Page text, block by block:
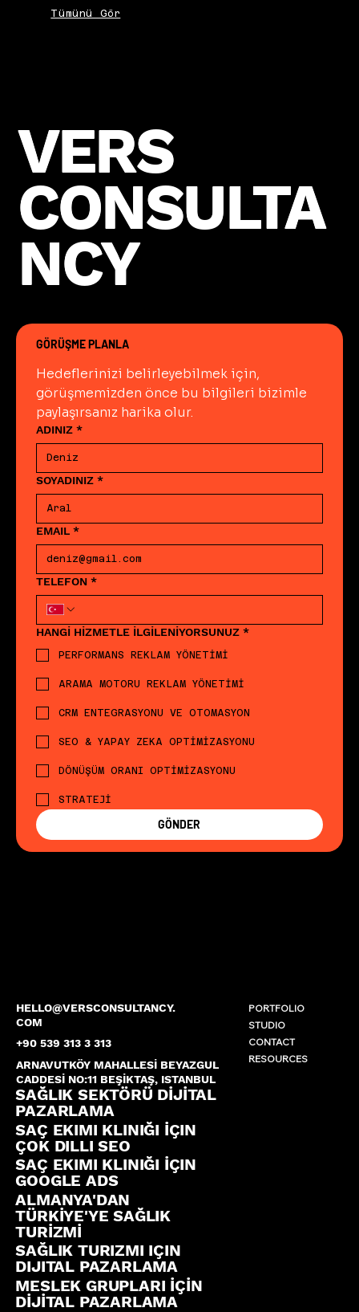
Tümünü Gör
VERS
CONSULTA
NCY
VERS
CONSULTA
NCY
HELLO@VERSCONSULTANCY.
COM
+90 539 313 3 313
ARNAVUTKÖY MAHALLESİ BEYAZGUL
CADDESİ NO:11 BEŞİKTAŞ, ISTANBUL
SAĞLIK SEKTÖRÜ DİJİTAL
PAZARLAMA
SAÇ EKIMI KLINIĞI İÇIN
ÇOK DILLI SEO
SAÇ EKIMI KLINIĞI İÇIN
GOOGLE ADS
ALMANYA'DAN
TÜRKİYE'YE SAĞLIK
TURİZMİ
SAĞLIK TURIZMI IÇIN
DIJITAL PAZARLAMA
MESLEK GRUPLARI İÇİN
DİJİTAL PAZARLAMA
PORTFOLIO
STUDIO
CONTACT
RESOURCES
GÖRÜŞME PLANLA
Hedeflerinizi belirleyebilmek için,
görüşmemizden önce bu bilgileri bizimle
paylaşırsanız harika olur.
ADINIZ *
SOYADINIZ *
EMAIL *
TELEFON *
HANGİ HİZMETLE İLGİLENİYORSUNUZ *
PERFORMANS REKLAM YÖNETİMİ
ARAMA MOTORU REKLAM YÖNETİMİ
CRM ENTEGRASYONU VE OTOMASYON
SEO & YAPAY ZEKA OPTİMİZASYONU
DÖNÜŞÜM ORANI OPTİMİZASYONU
STRATEJİ
GÖNDER